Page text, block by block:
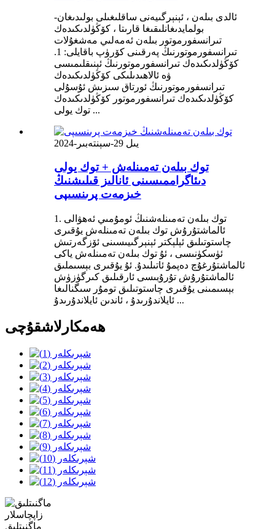
ئالدى بىلەن ، ئېنېرگىيەنى ساقلىغىلى بولىدىغان-
بولمايدىغانلىقىغا قارىتا ، كۆڭۈلدىكىدەك
تىرانسفورموتور بىلەن ئەمەلىي مەشغۇلات
تىرانسفورموتورنىڭ پەرقىنى كۆرۈپ باقايلى: 1.
كۆڭۈلدىكىدەك تىرانسفورموتورنىڭ ئېنىقلىمىسى
ۋە ئالاھىدىلىكى كۆڭۈلدىكىدەك
تىرانسفورموتورنىڭ ئورتاق سىزىش ئۇسۇلى
كۆڭۈلدىكىدەك تىرانسفورموتور كۆڭۈلدىكىدەك
توك يولى ...
2024-يىل 29-سېنتەبىر
توك بىلەن تەمىنلەش + توك يولى
دىئاگراممىسىنى ئانالىز قىلىشنىڭ
خىزمەت پرىنسىپى
1. توك بىلەن تەمىنلەشنىڭ ئومۇمىي ئەھۋالى
ئالماشتۇرۇش توك بىلەن تەمىنلەش يۇقىرى
چاستوتىلىق ئېلېكتر ئېنېرگىيىسىنى ئۆزگەرتىش
ئۈسكۈنىسى ، ئۇ توك بىلەن تەمىنلەش ياكى
ئالماشتۇرغۇچ دەپمۇ ئاتىلىدۇ. ئۇ يۇقىرى بېسىملىق
ئالماشتۇرۇش تۇرۇبىسى ئارقىلىق كىرگۈزۈش
بېسىمىنى يۇقىرى چاستوتىلىق تومۇر سىگنالىغا
ئايلاندۇرىدۇ ، ئاندىن ئايلاندۇرىدۇ ...
ھەمكارلاشقۇچى
ماگنىتلىق